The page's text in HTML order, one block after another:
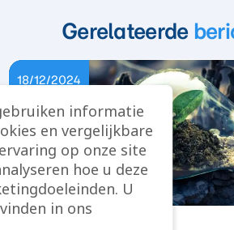
Gerelateerde
18/12/2024
informatie
en vergelijkbare
op onze site
hoe u deze
U
in ons